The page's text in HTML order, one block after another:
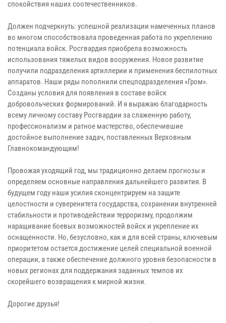
спокойствия наших соотечественников.
Должен подчеркнуть: успешной реализации намеченных планов
во многом способствовала проведенная работа по укреплению
потенциала войск. Росгвардия приобрела возможность
использования тяжелых видов вооружения. Новое развитие
получили подразделения артиллерии и применения беспилотных
аппаратов. Наши ряды пополнили спецподразделения «Гром».
Созданы условия для появления в составе войск
добровольческих формирований. И я выражаю благодарность
всему личному составу Росгвардии за слаженную работу,
профессионализм и ратное мастерство, обеспечившие
достойное выполнение задач, поставленных Верховным
Главнокомандующим!
Провожая уходящий год, мы традиционно делаем прогнозы и
определяем основные направления дальнейшего развития. В
будущем году наши усилия сконцентрируем на защите
целостности и суверенитета государства, сохранении внутренней
стабильности и противодействии терроризму, продолжим
наращивание боевых возможностей войск и укрепление их
оснащенности. Но, безусловно, как и для всей страны, ключевым
приоритетом остается достижение целей специальной военной
операции, а также обеспечение должного уровня безопасности в
новых регионах для поддержания заданных темпов их
скорейшего возвращения к мирной жизни.
Дорогие друзья!